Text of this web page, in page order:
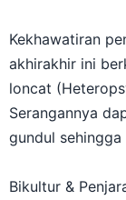
Kekhawatiran
akhirakhir ini
loncat
Serangannya
gundul
Bikultur &